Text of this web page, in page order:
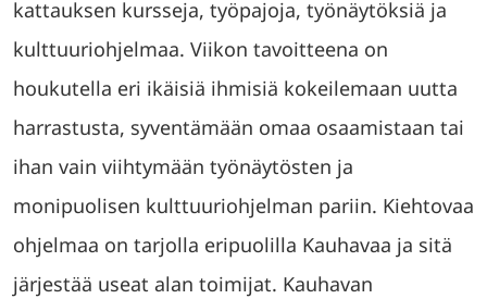
kattauksen kursseja, työpajoja, työnäytöksiä ja
kulttuuriohjelmaa. Viikon tavoitteena on
houkutella eri ikäisiä ihmisiä kokeilemaan uutta
harrastusta, syventämään omaa osaamistaan tai
ihan vain viihtymään työnäytösten ja
monipuolisen kulttuuriohjelman pariin. Kiehtovaa
ohjelmaa on tarjolla eripuolilla Kauhavaa ja sitä
järjestää useat alan toimijat. Kauhavan